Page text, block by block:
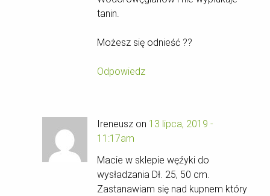
tanin.
Możesz się odnieść ??
Odpowiedz
Ireneusz on 13 lipca, 2019 -
11:17am
Macie w sklepie węźyki do
wysładzania Dł. 25, 50 cm.
Zastanawiam się nad kupnem który